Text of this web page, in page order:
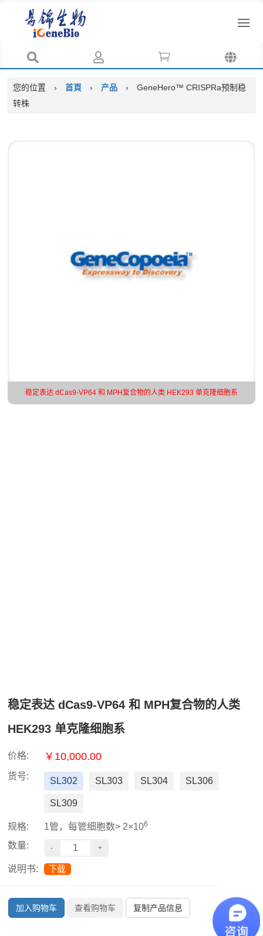
   
您的位置 › 首頁 › 产品 ›
GeneHero™ CRISPRa预制稳
转株
稳定表达 dCas9-VP64 和 MPH复合物的人类 HEK293 单克隆细胞系
稳定表达 dCas9-VP64 和 MPH复合物的人类
HEK293 单克隆细胞系
价格: ￥10,000.00
货号: SL302 SL303 SL304 SL306
SL309
规格: 1管，每管细胞数> 2×106
数量:
说明书: 下载
加入购物车 查看购物车 复制产品信息